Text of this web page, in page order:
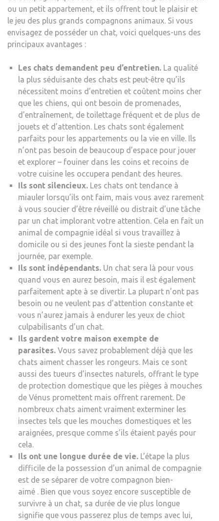
ou un petit appartement, et ils offrent tout le plaisir et
le jeu des plus grands compagnons animaux. Si vous
envisagez de posséder un chat, voici quelques-uns des
principaux avantages :
Les chats demandent peu d’entretien. La qualité
la plus séduisante des chats est peut-être qu’ils
nécessitent moins d’entretien et coûtent moins cher
que les chiens, qui ont besoin de promenades,
d’entraînement, de toilettage fréquent et de plus de
jouets et d’attention. Les chats sont également
parfaits pour les appartements ou la vie en ville. Ils
n’ont pas besoin de beaucoup d’espace pour jouer
et explorer – fouiner dans les coins et recoins de
votre cuisine les occupera pendant des heures.
Ils sont silencieux. Les chats ont tendance à
miauler lorsqu’ils ont faim, mais vous avez rarement
à vous soucier d’être réveillé ou distrait d’une tâche
par un chat implorant votre attention. Cela en fait un
animal de compagnie idéal si vous travaillez à
domicile ou si des jeunes font la sieste pendant la
journée, par exemple.
Ils sont indépendants. Un chat sera là pour vous
quand vous en aurez besoin, mais il est également
parfaitement apte à se divertir. La plupart n’ont pas
besoin ou ne veulent pas d’attention constante et
vous n’aurez jamais à endurer les yeux de chiot
culpabilisants d’un chat.
Ils gardent votre maison exempte de
parasites. Vous savez probablement déjà que les
chats aiment chasser les rongeurs. Mais ce sont
aussi des tueurs d’insectes naturels, offrant le type
de protection domestique que les pièges à mouches
de Vénus promettent mais offrent rarement. De
nombreux chats aiment vraiment exterminer les
insectes tels que les mouches domestiques et les
araignées, presque comme s’ils étaient payés pour
cela.
Ils ont une longue durée de vie. L’étape la plus
difficile de la possession d’un animal de compagnie
est de se séparer de votre compagnon bien-
aimé . Bien que vous soyez encore susceptible de
survivre à un chat, sa durée de vie plus longue
signifie que vous passerez plus de temps avec lui,